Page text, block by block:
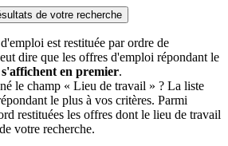
de votre recherche
est restituée par ordre de
dire que les offres d'emploi répondant le
s'affichent en premier.
le champ « Lieu de travail » ? La liste
le plus à vos critères. Parmi
restituées les offres dont le lieu de travail
votre recherche.